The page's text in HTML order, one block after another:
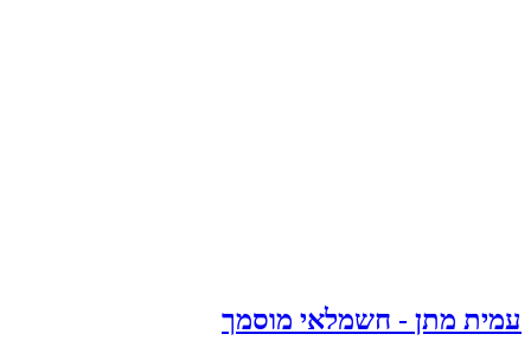
עמית מתן - חשמלאי מוסמך